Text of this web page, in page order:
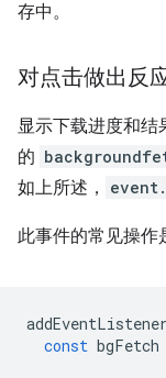
存中。
对点击做出反
显示下载进度和结
的
如上所述，
此事件的常见操作
addEventListener
const bgFetch